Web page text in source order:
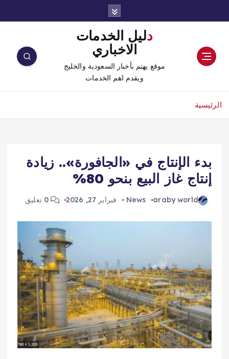
دليل الخدمات
الاخباري
موقع يهتم بأخبار السعودية والخليج
ويقدم اهم الخدمات
الرئيسية
بدء الإنتاج في «الجافورة».. زيادة
إنتاج غاز البيع بنحو 80%
araby world
News فبراير 27, 2026 0 تعليق